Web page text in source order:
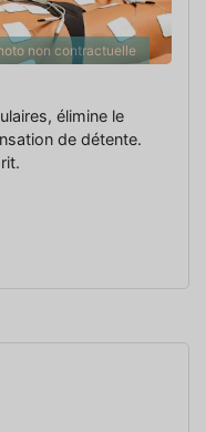
non contractuelle
élimine le
de détente.